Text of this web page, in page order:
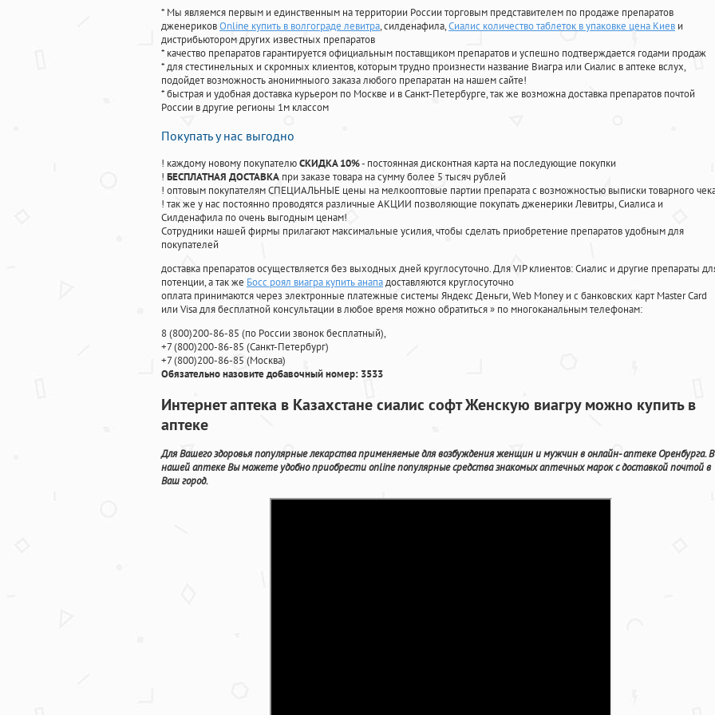
* Мы являемся первым и единственным на территории России торговым представителем по продаже препаратов
дженериковOnline купить в волгограде левитра, силденафила,Сиалис количество таблеток в упаковке цена Киев и
дистрибьютором других известных препаратов
* качество препаратов гарантируется официальным поставщиком препаратов и успешно подтверждается годами продаж
* для стестинельных и скромных клиентов, которым трудно произнести название Виагра или Сиалис в аптеке вслух,
подойдет возможность анонимныого заказа любого препаратан на нашем сайте!
* быстрая и удобная доставка курьером по Москве и в Санкт-Петербурге, так же возможна доставка препаратов почтой
России в другие регионы 1м классом
Покупать у нас выгодно
! каждому новому покупателюСКИДКА 10%- постоянная дисконтная карта на последующие покупки
! БЕСПЛАТНАЯ ДОСТАВКА при заказе товара на сумму более 5 тысяч рублей
! оптовым покупателям СПЕЦИАЛЬНЫЕ цены на мелкооптовые партии препарата с возможностью выписки товарного
! так же у нас постоянно проводятся различные АКЦИИ позволяющие покупать дженерики Левитры, Сиалиса и
Силденафила по очень выгодным ценам!
Cотрудники нашей фирмы прилагают максимальные усилия, чтобы сделать приобретение препаратов удобным для
покупателей
доставка препаратов осуществляется без выходных дней круглосуточно. Для VIP клиентов: Сиалис и другие препараты
потенции, а так же Босс роял виагра купить анападоставляются круглосуточно
оплата принимаются через электронные платежные системы Яндекс Деньги, Web Money и с банковских карт Master Card
или Visa для бесплатной консультации в любое время можно обратиться» по многоканальным телефонам:
8(800)200-86-85 (по России звонок бесплатный),
+7(800)200-86-85 (Санкт-Петербург)
+7(800)200-86-85 (Москва)
Обязательно назовите добавочный номер: 3533
Интернет аптека в Казахстане сиалис софт Женскую виагру можно купить в
аптеке
Для Вашего здоровья популярные лекарства применяемые для возбуждения женщин и мужчин в онлайн- аптеке Оренбурга. В
нашей аптеке Вы можете удобно приобрести online популярные средства знакомых аптечных марок с доставкой почтой в
Ваш город.